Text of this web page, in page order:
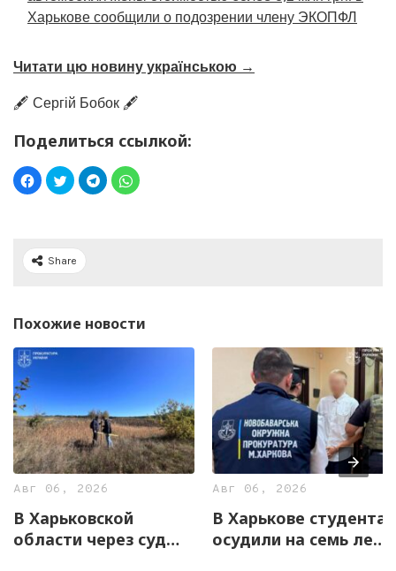
Харькове сообщили о подозрении члену ЭКОПФЛ
Читати цю новину українською →
🖋️ Сергій Бобок 🖋️
Поделиться ссылкой:
Share
Похожие новости
Авг 06, 2026
В Харьковской
области через суд
Авг 06, 2026
В Харькове студента
осудили на семь лет